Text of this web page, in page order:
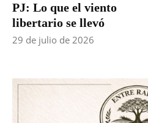
PJ: Lo que el viento
libertario se llevó
29 de julio de 2026